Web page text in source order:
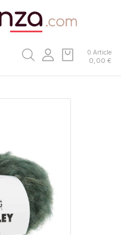
0 Article
0,00 €